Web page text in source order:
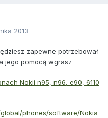
2013
zapewne potrzebował
jego pomocą wgrasz
Nokii n95, n96, e90, 6110
phones/software/Nokia